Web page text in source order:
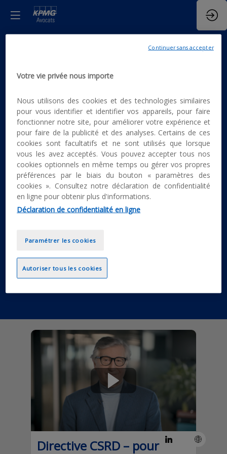
ÉPISODE 2 "
La
responsabilité
fiscale et la
digitalisation
comme leviers
de croissance
"
Directive CSRD – pour
Votre vie privée nous importe
Nous utilisons des cookies et des technologies similaires
pour vous identifier et identifier vos appareils, pour faire
fonctionner notre site, pour améliorer votre expérience et
pour faire de la publicité et des analyses. Certains de ces
cookies sont facultatifs et ne sont utilisés que lorsque
vous les avez acceptés. Vous pouvez accepter tous nos
cookies optionnels en même temps ou gérer vos propres
préférences par le biais du bouton « paramètres des
cookies ». Consultez notre déclaration de confidentialité
en ligne pour obtenir plus d'informations.
Déclaration de confidentialité en ligne
Autoriser tous les cookies
Paramétrer les cookies
Continuer sans accepter